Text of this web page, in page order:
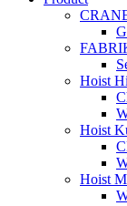
Hoist
Hoist
Hoist